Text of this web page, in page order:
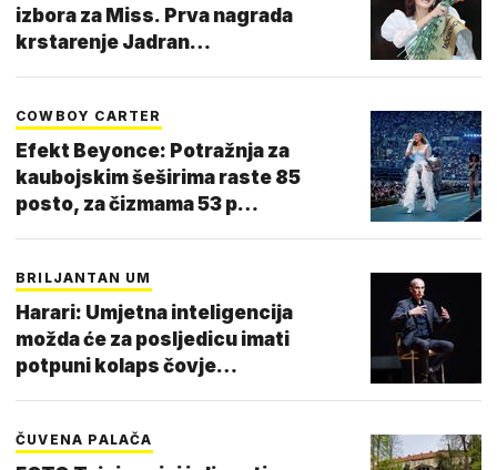
izbora za Miss. Prva nagrada
krstarenje Jadran…
COWBOY CARTER
Efekt Beyonce: Potražnja za
kaubojskim šeširima raste 85
posto, za čizmama 53 p…
BRILJANTAN UM
Harari: Umjetna inteligencija
možda će za posljedicu imati
potpuni kolaps čovje…
ČUVENA PALAČA